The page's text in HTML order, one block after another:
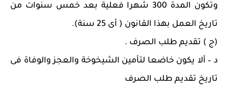
وتكون المدة 300 شهرا فعلية بعد خمس سنوات من
تاريخ العمل بهذا القانون ( أى 25 سنة).
(ج ) تقديم طلب الصرف .
د – ألا يكون خاضعا لتأمين الشيخوخة والعجز والوفاة فى
تاريخ تقديم طلب الصرف